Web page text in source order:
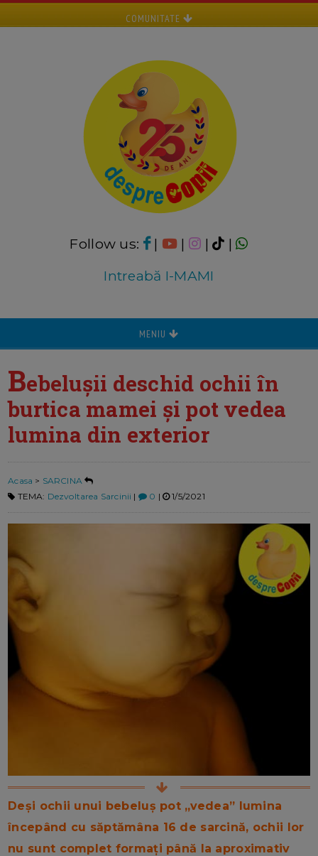
COMUNITATE
Follow us: | | |
|
Intreabă I-MAMI
MENIU
Bebelușii deschid ochii în
burtica mamei și pot vedea
lumina din exterior
Acasa > SARCINA
TEMA: Dezvoltarea Sarcinii | 0 | 1/5/2021
Deși ochii unui bebeluș pot „vedea” lumina
începând cu săptămâna 16 de sarcină, ochii lor
nu sunt complet formați până la aproximativ